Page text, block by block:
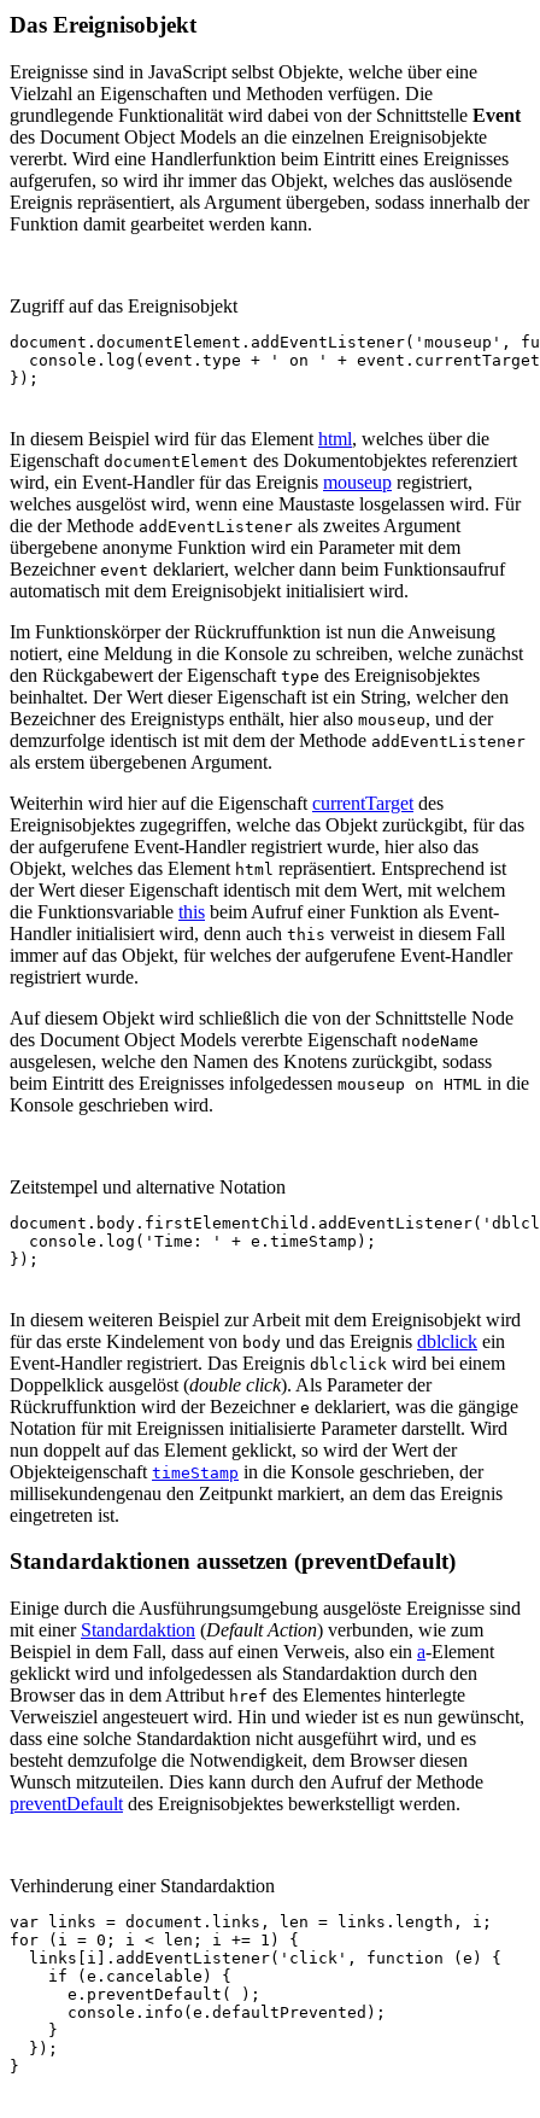
Das Ereignisobjekt
Ereignisse sind in JavaScript selbst Objekte, welche über eine
Vielzahl an Eigenschaften und Methoden verfügen. Die
grundlegende Funktionalität wird dabei von der Schnittstelle Event
des Document Object Models an die einzelnen Ereignisobjekte
vererbt. Wird eine Handlerfunktion beim Eintritt eines Ereignisses
aufgerufen, so wird ihr immer das Objekt, welches das auslösende
Ereignis repräsentiert, als Argument übergeben, sodass innerhalb der
Funktion damit gearbeitet werden kann.
Zugriff auf das Ereignisobjekt
document . documentElement . addEventListener( 'mouseup' ,
console . log (event . type + ' on ' + event . currentTarget
});
In diesem Beispiel wird für das Element html, welches über die
Eigenschaft documentElement des Dokumentobjektes referenziert
wird, ein Event-Handler für das Ereignis mouseup registriert,
welches ausgelöst wird, wenn eine Maustaste losgelassen wird. Für
die der Methode addEventListener als zweites Argument
übergebene anonyme Funktion wird ein Parameter mit dem
Bezeichner event deklariert, welcher dann beim Funktionsaufruf
automatisch mit dem Ereignisobjekt initialisiert wird.
Im Funktionskörper der Rückruffunktion ist nun die Anweisung
notiert, eine Meldung in die Konsole zu schreiben, welche zunächst
den Rückgabewert der Eigenschaft type des Ereignisobjektes
beinhaltet. Der Wert dieser Eigenschaft ist ein String, welcher den
Bezeichner des Ereignistyps enthält, hier also mouseup, und der
demzurfolge identisch ist mit dem der Methode addEventListener
als erstem übergebenen Argument.
Weiterhin wird hier auf die Eigenschaft currentTarget des
Ereignisobjektes zugegriffen, welche das Objekt zurückgibt, für das
der aufgerufene Event-Handler registriert wurde, hier also das
Objekt, welches das Element html repräsentiert. Entsprechend ist
der Wert dieser Eigenschaft identisch mit dem Wert, mit welchem
die Funktionsvariable this beim Aufruf einer Funktion als Event-
Handler initialisiert wird, denn auch this verweist in diesem Fall
immer auf das Objekt, für welches der aufgerufene Event-Handler
registriert wurde.
Auf diesem Objekt wird schließlich die von der Schnittstelle Node
des Document Object Models vererbte Eigenschaft nodeName
ausgelesen, welche den Namen des Knotens zurückgibt, sodass
beim Eintritt des Ereignisses infolgedessen mouseup on HTML in die
Konsole geschrieben wird.
Zeitstempel und alternative Notation
document . body . firstElementChild . addEventListener(
console . log ( 'Time: ' + e . timeStamp );
});
In diesem weiteren Beispiel zur Arbeit mit dem Ereignisobjekt wird
für das erste Kindelement von body und das Ereignis dblclick ein
Event-Handler registriert. Das Ereignis dblclick wird bei einem
Doppelklick ausgelöst (double click). Als Parameter der
Rückruffunktion wird der Bezeichner e deklariert, was die gängige
Notation für mit Ereignissen initialisierte Parameter darstellt. Wird
nun doppelt auf das Element geklickt, so wird der Wert der
Objekteigenschaft timeStamp in die Konsole geschrieben, der
millisekundengenau den Zeitpunkt markiert, an dem das Ereignis
eingetreten ist.
Standardaktionen aussetzen (preventDefault)
Einige durch die Ausführungsumgebung ausgelöste Ereignisse sind
mit einer Standardaktion (Default Action) verbunden, wie zum
Beispiel in dem Fall, dass auf einen Verweis, also ein a-Element
geklickt wird und infolgedessen als Standardaktion durch den
Browser das in dem Attribut href des Elementes hinterlegte
Verweisziel angesteuert wird. Hin und wieder ist es nun gewünscht,
dass eine solche Standardaktion nicht ausgeführt wird, und es
besteht demzufolge die Notwendigkeit, dem Browser diesen
Wunsch mitzuteilen. Dies kann durch den Aufruf der Methode
preventDefault des Ereignisobjektes bewerkstelligt werden.
Verhinderung einer Standardaktion
var links = document . links , len = links . length , i ;
for
( i = 0 ; i < len ; i += 1 )
{
links
i ]. addEventListener( 'click' , function ( e )
{
if
( e . cancelable )
{
e . preventDefault (
);
console . info ( e . defaultPrevented );
}
});
}